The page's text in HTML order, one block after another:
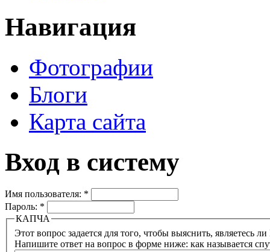
Навигация
Фотографии
Блоги
Карта сайта
Вход в систему
Имя пользователя: *
Пароль: *
КАПЧА
Напишите ответ на вопрос в форме ниже: как называется